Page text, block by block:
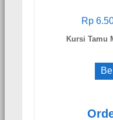
Rp
Kursi Tamu